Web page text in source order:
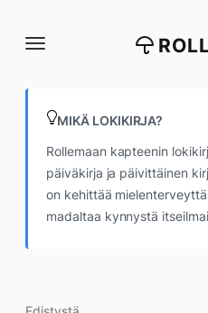
suoraan
MIKÄ LOKIKIRJA?
Rollemaan kapteenin
päiväkirja ja päivittäinen
on kehittää
madaltaa kynnystä